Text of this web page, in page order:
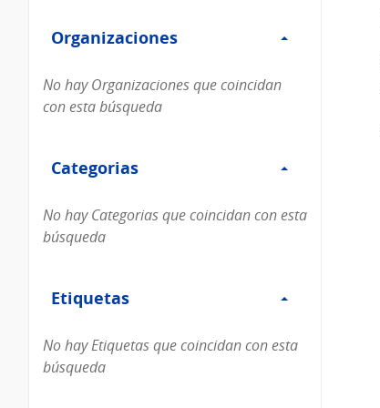
Organizaciones
Organizaciones
No hay Organizaciones que coincidan
con esta búsqueda
Categorias
Categorias
No hay Categorias que coincidan con esta
búsqueda
Etiquetas
Etiquetas
No hay Etiquetas que coincidan con esta
búsqueda